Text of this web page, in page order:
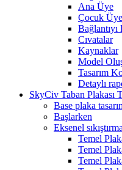
Ana Üye
Çocuk
Bağlantıyı
Cıvatalar
Kaynaklar
Model
Tasarım
Detaylı
SkyCiv Taban Plakası
Base plaka
Başlarken
Eksenel
Temel
Temel
Temel